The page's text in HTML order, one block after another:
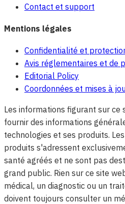
Contact et support
Mentions légales
Confidentialité et
Avis réglementaires et de
Editorial Policy
Coordonnées et mises à
Les informations figurant sur
fournir des informations
technologies et ses produits.
produits s'adressent
santé agréés et ne sont pas
grand public. Rien sur ce site
médical, un diagnostic ou un
doivent toujours consulter un